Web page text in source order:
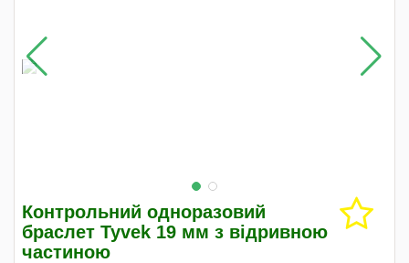
Контрольний одноразовий
браслет Tyvek 19 мм з відривною
частиною